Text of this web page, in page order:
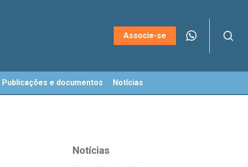
Associe-se
Publicações e documentos Notícias
Notícias